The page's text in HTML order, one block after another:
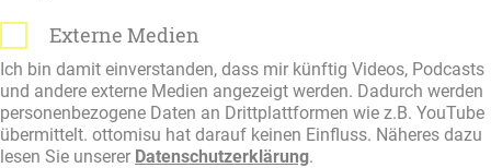
Externe Medien
Ich bin damit einverstanden, dass mir künftig Videos, Podcasts
und andere externe Medien angezeigt werden. Dadurch werden
personenbezogene Daten an Drittplattformen wie z.B. YouTube
übermittelt. ottomisu hat darauf keinen Einfluss. Näheres dazu
lesen Sie unserer Datenschutzerklärung.